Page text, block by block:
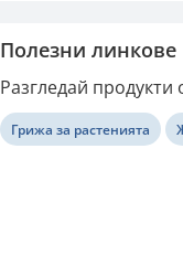
Полезни линкове
Разгледай
Грижа за растенията